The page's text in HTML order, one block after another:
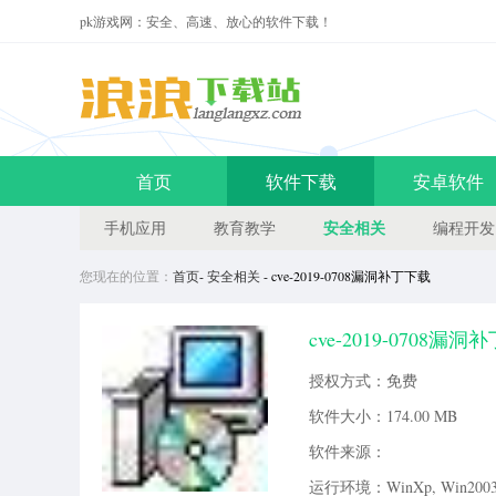
pk游戏网：安全、高速、放心的软件下载！
首页 软件下载 安卓软件
手机应用 教育教学 安全相关 编程开发
您现在的位置： 首页-安全相关- cve-2019-0708漏洞补丁下载
cve-2019-0708漏洞
授权方式：免费
软件大小： 174.00 MB
软件来源：
运行环境：WinXp,